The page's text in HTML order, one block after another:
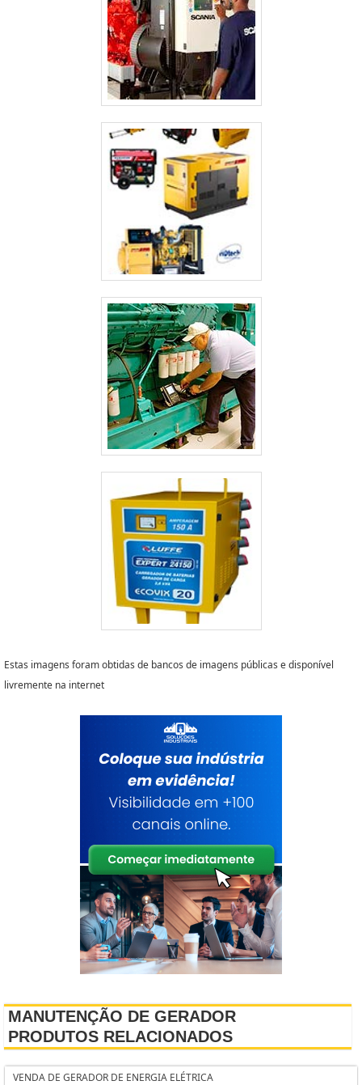
Estas imagens foram obtidas de bancos de imagens públicas e disponível
livremente na internet
MANUTENÇÃO DE GERADOR
PRODUTOS RELACIONADOS
VENDA DE GERADOR DE ENERGIA ELÉTRICA